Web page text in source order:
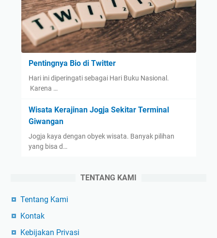
Pentingnya Bio di Twitter
Hari ini diperingati sebagai Hari Buku Nasional.
Karena …
Wisata Kerajinan Jogja Sekitar Terminal
Giwangan
Jogja kaya dengan obyek wisata. Banyak pilihan
yang bisa d…
TENTANG KAMI
Tentang Kami
Kontak
Kebijakan Privasi